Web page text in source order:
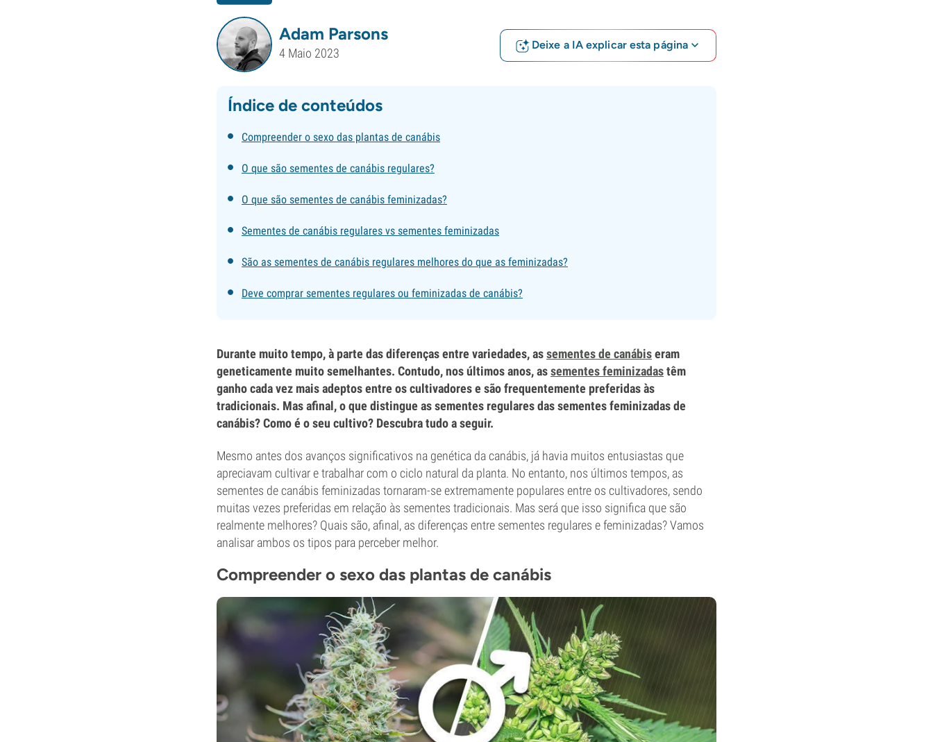
Adam Parsons
4 Maio 2023
Deixe a IA explicar esta página
Índice de conteúdos
Compreender o sexo das plantas de canábis
O que são sementes de canábis regulares?
O que são sementes de canábis feminizadas?
Sementes de canábis regulares vs sementes feminizadas
São as sementes de canábis regulares melhores do que as feminizadas?
Deve comprar sementes regulares ou feminizadas de canábis?
Durante muito tempo, à parte das diferenças entre variedades, assementes de canábiseram
geneticamente muito semelhantes. Contudo, nos últimos anos, assementes feminizadastêm
ganho cada vez mais adeptos entre os cultivadores e são frequentemente preferidas às
tradicionais. Mas afinal, o que distingue as sementes regulares das sementes feminizadas de
canábis? Como é o seu cultivo? Descubra tudo a seguir.
Mesmo antes dos avanços significativos na genética da canábis, já havia muitos entusiastas que
apreciavam cultivar e trabalhar com o ciclo natural da planta. No entanto, nos últimos tempos, as
sementes de canábis feminizadas tornaram-se extremamente populares entre os cultivadores, sendo
muitas vezes preferidas em relação às sementes tradicionais. Mas será que isso significa que são
realmente melhores? Quais são, afinal, as diferenças entre sementes regulares e feminizadas? Vamos
analisar ambos os tipos para perceber melhor.
Compreender o sexo das plantas de canábis